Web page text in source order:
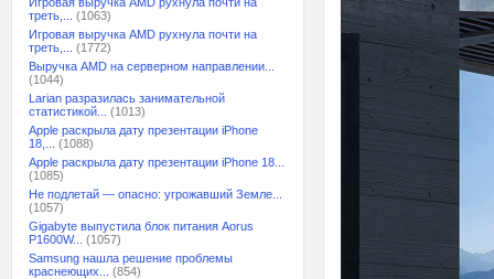
треть,...
(1063)
Игровая выручка AMD рухнула почти на
треть,...
(1772)
Выручка AMD на серверном направлении...
(1044)
Larian разразилась занимательной
статистикой...
(1013)
Apple раскрыла дату презентации iPhone
18,...
(1088)
Apple раскрыла дату презентации iPhone 18...
(1085)
Не подлетай — опасно: угрожавший Земле...
(1057)
Gigabyte выпустила блок питания Aorus
P1600W...
(1057)
Samsung нашла решение проблемы
краснеющих...
(854)